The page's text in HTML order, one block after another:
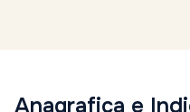
Anagrafica e